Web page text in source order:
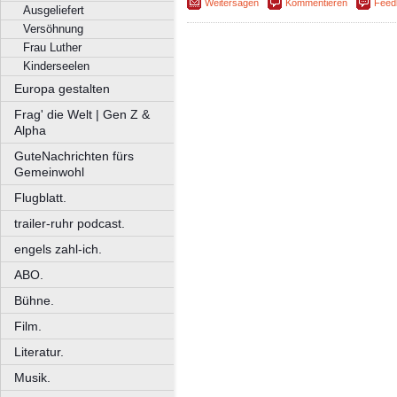
Ausgeliefert
Versöhnung
Frau Luther
Kinderseelen
Europa gestalten
Frag' die Welt | Gen Z &
Alpha
GuteNachrichten fürs
Gemeinwohl
Flugblatt.
trailer-ruhr podcast.
engels zahl-ich.
ABO.
Bühne.
Film.
Literatur.
Musik.
Weitersagen Kommentieren